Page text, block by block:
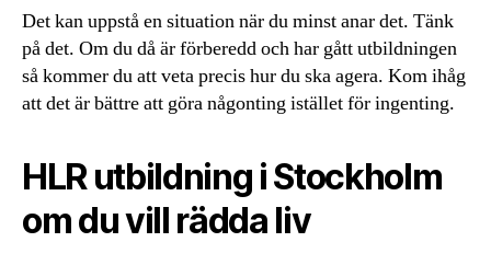
Det kan uppstå en situation när du minst anar det. Tänk
på det. Om du då är förberedd och har gått utbildningen
så kommer du att veta precis hur du ska agera. Kom ihåg
att det är bättre att göra någonting istället för ingenting.
HLR utbildning i Stockholm
om du vill rädda liv